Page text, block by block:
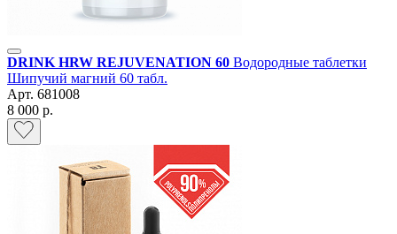
DRINK HRW REJUVENATION 60 Водородные таблетки
Шипучий магний 60 табл.
Арт. 681008
8 000 р.